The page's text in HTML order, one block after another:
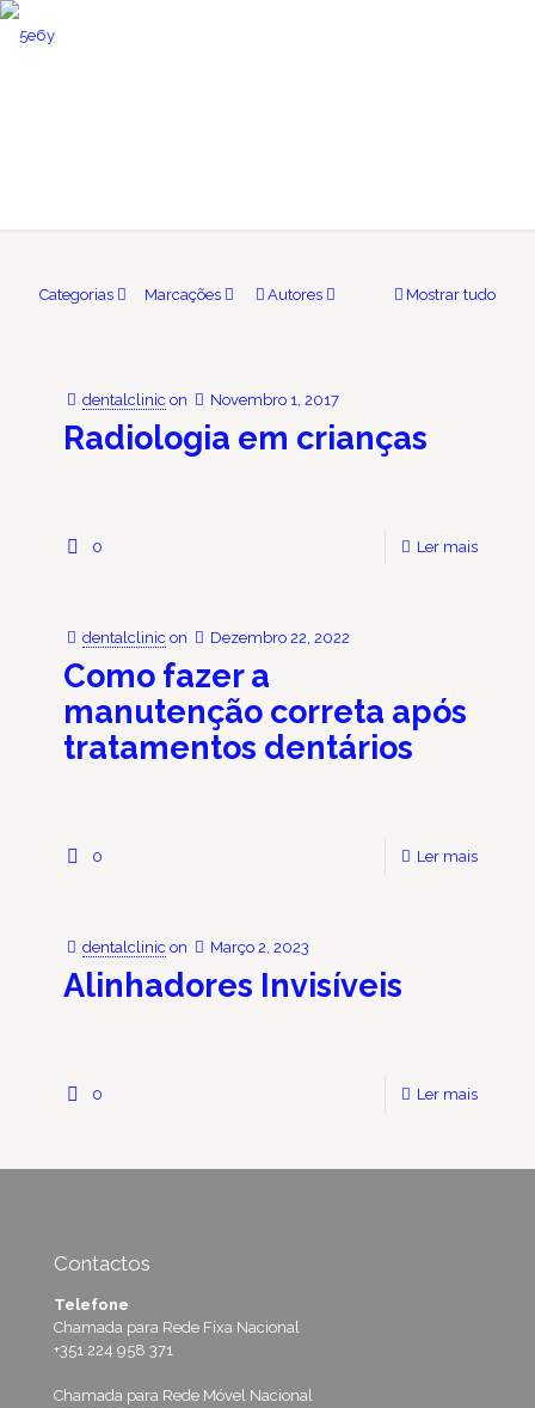
Categorias Marcações Autores Mostrar tudo
dentalclinic on Novembro 1, 2017
Radiologia em crianças
0 Ler mais
dentalclinic on Dezembro 22, 2022
Como fazer a
manutenção correta após
tratamentos dentários
0 Ler mais
dentalclinic on Março 2, 2023
Alinhadores Invisíveis
0 Ler mais
Contactos
Telefone
Chamada para Rede Fixa Nacional
+351 224 958 371
Chamada para Rede Móvel Nacional